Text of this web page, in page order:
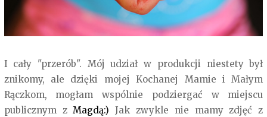
I cały "przerób". Mój udział w produkcji niestety był
znikomy, ale dzięki mojej Kochanej Mamie i Małym
Rączkom, mogłam wspólnie podziergać w miejscu
publicznym zMagdą:) Jak zwykle nie mamy zdjęć z